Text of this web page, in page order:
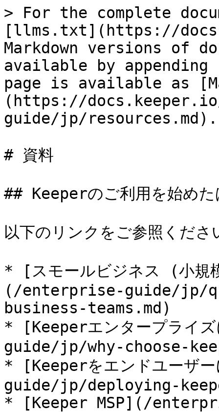
> For the complete
[llms.txt](https://
Markdown versions of
available by
page is available as
(https://
guide/jp/resources.md).
# 資料
## Keeperのご利用を始めた
以下のリンクをご参照くださ
* [スモールビジネス (小規
(/enterprise-guide/jp/
business-teams.md)
* [Keeperエンタープラ
guide/jp/why-choose-
* [Keeperをエンドユー
guide/jp/deploying-
* [Keeper MSP](/